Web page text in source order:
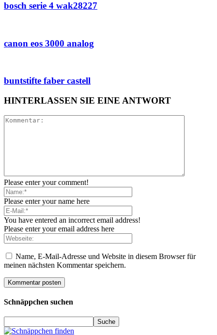
bosch serie 4 wak28227
canon eos 3000 analog
buntstifte faber castell
HINTERLASSEN SIE EINE ANTWORT
Please enter your comment!
Please enter your name here
You have entered an incorrect email address!
Please enter your email address here
Name, E-Mail-Adresse und Website in diesem Browser für
meinen nächsten Kommentar speichern.
Schnäppchen suchen